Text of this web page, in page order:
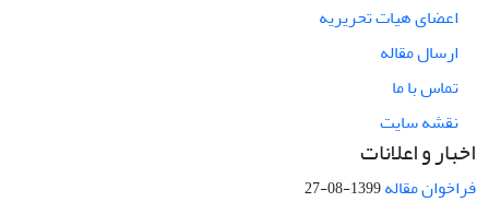
اعضای هیات تحریریه
ارسال مقاله
تماس با ما
نقشه سایت
اخبار و اعلانات
فراخوان مقاله1399-08-27